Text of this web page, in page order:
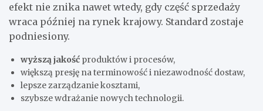
efekt nie znika nawet wtedy, gdy część sprzedaży
wraca później na rynek krajowy. Standard zostaje
podniesiony.
wyższą jakość produktów i procesów,
większą presję na terminowość i niezawodność dostaw,
lepsze zarządzanie kosztami,
szybsze wdrażanie nowych technologii.